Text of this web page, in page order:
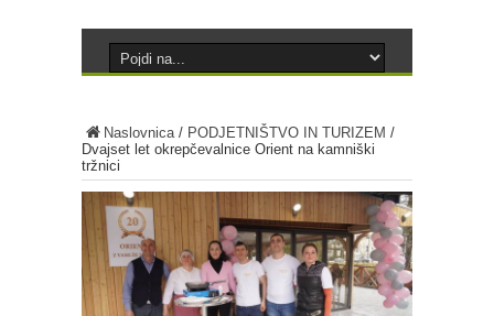
Naslovnica/ PODJETNIŠTVO IN TURIZEM /
Dvajset let okrepčevalnice Orient na kamniški
tržnici